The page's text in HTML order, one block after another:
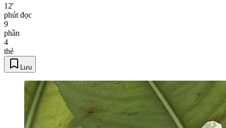
12'
phút đọc
9
phần
4
thẻ
Lưu